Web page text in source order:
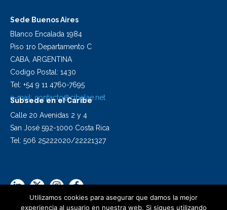
Sede Buenos Aires
Blanco Encalada 1984
Piso 1ro Departamento C
CABA, ARGENTINA
Codigo Postal: 1430
Tel: +54 9 11 4760-7695
e-mail: contacto@cibelae.net
Subsede en el Caribe
Calle 20 Avenidas 2 y 4
San José 592-1000 Costa Rica
Tel: 506 25222020/22221327
Utilizamos cookies para asegurar que damos la mejor
experiencia al usuario en nuestra web. Si sigues utilizando